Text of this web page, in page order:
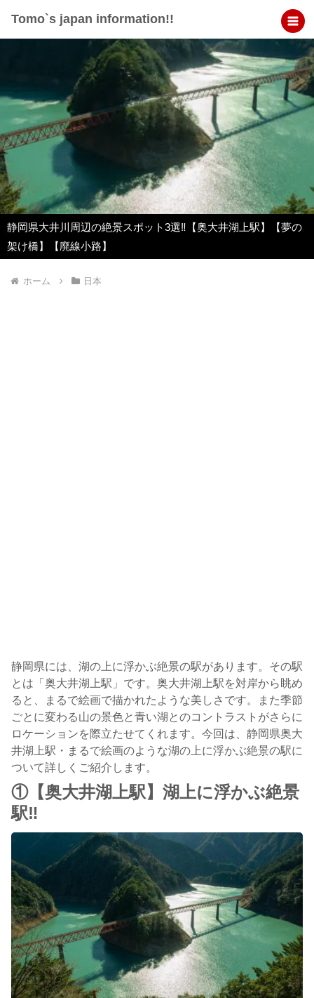
Tomo`s japan information!!
静岡県大井川周辺の絶景スポット3選‼︎【奥大井湖上駅】【夢の
架け橋】【廃線小路】
ホーム 日本
静岡県には、湖の上に浮かぶ絶景の駅があります。その駅
とは「奥大井湖上駅」です。奥大井湖上駅を対岸から眺め
ると、まるで絵画で描かれたような美しさです。また季節
ごとに変わる山の景色と青い湖とのコントラストがさらに
ロケーションを際立たせてくれます。今回は、静岡県奥大
井湖上駅・まるで絵画のような湖の上に浮かぶ絶景の駅に
ついて詳しくご紹介します。
①【奥大井湖上駅】湖上に浮かぶ絶景
駅‼︎